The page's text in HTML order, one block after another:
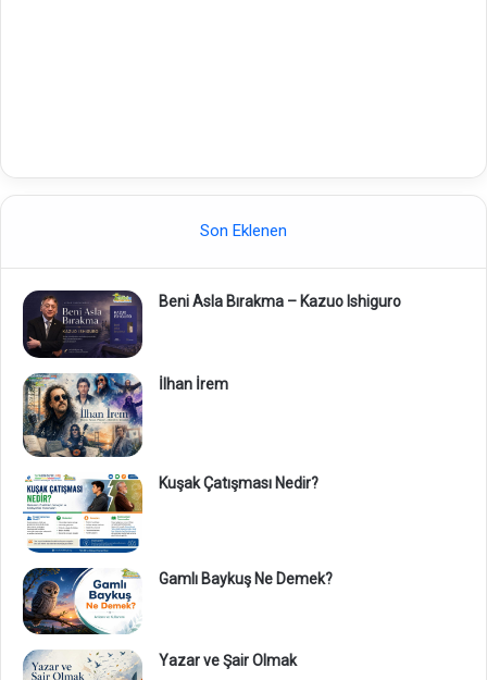
Son Eklenen
Beni Asla Bırakma – Kazuo Ishiguro
İlhan İrem
Kuşak Çatışması Nedir?
Gamlı Baykuş Ne Demek?
Yazar ve Şair Olmak